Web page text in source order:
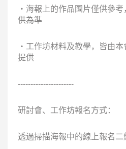
・海報上的作品圖片僅供參
供為準
・工作坊材料及教學，皆由
提供
----------------------
研討會、工作坊報名方式：
透過掃描海報中的線上報名